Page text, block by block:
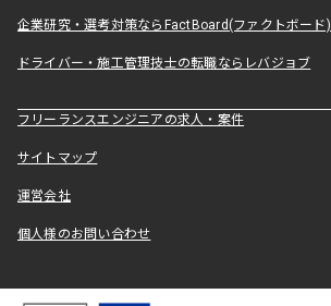
企業研究・選考対策ならFactBoard(ファクトボード)
ドライバー・施工管理技士の転職ならレバジョブ
フリーランスエンジニアの求人・案件
サイトマップ
運営会社
個人様のお問い合わせ